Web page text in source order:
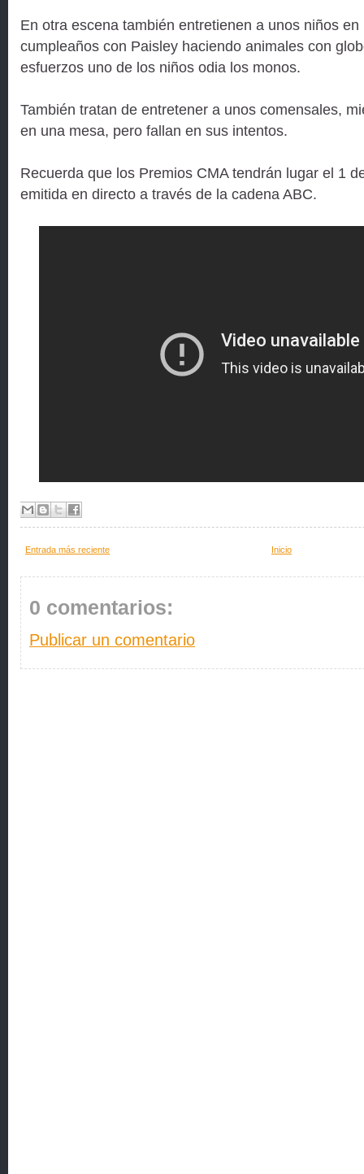
En otra escena también entretienen a unos niños
cumpleaños con Paisley haciendo animales con
esfuerzos uno de los niños odia los monos.
También tratan de entretener a unos comensales,
en una mesa, pero fallan en sus intentos.
Recuerda que los Premios CMA tendrán lugar el 1
emitida en directo a través de la cadena ABC.
Entrada más reciente Inicio
0 comentarios:
Publicar un comentario